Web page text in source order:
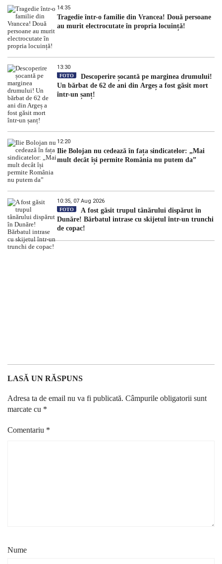
14:35
Tragedie într-o familie din Vrancea! Două persoane
au murit electrocutate în propria locuință!
13:30
FOTO
Descoperire șocantă pe marginea drumului!
Un bărbat de 62 de ani din Argeș a fost găsit mort
într-un șanț!
12:20
Ilie Bolojan nu cedează în fața sindicatelor: „Mai
mult decât își permite România nu putem da”
10:35, 07 Aug 2026
FOTO
A fost găsit trupul tânărului dispărut în
Dunăre! Bărbatul intrase cu skijetul într-un trunchi
de copac!
LASĂ UN RĂSPUNS
Adresa ta de email nu va fi publicată. Câmpurile obligatorii sunt
marcate cu *
Comentariu *
Nume